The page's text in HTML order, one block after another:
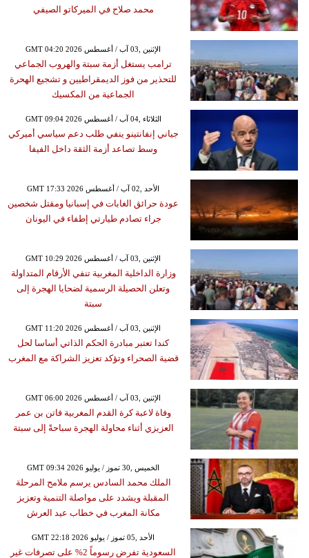
محمد صلاح في الميركاتو الصيفي
GMT 04:20 2026 الإثنين ,03 آب / أغسطس
ترامب يستغل أزمة سبتة والهروب الجماعي
للتحذير من فوز الديمقراطيين و تشجيع الهحرة
الجماعية من المكسيك
GMT 09:04 2026 الثلاثاء ,04 آب / أغسطس
جياني إنفانتينو ينفي طلب دعم سياسي أميركي
وسط تصاعد أزمة الثقة داخل الفيفا
GMT 17:33 2026 الأحد ,02 آب / أغسطس
عودة حرائق الغابات في إسبانيا ومقتل شخصين
جراء تصادم طيارتي إطفاء في اليونان
GMT 10:29 2026 الإثنين ,03 آب / أغسطس
وزارة الداخلية المغربية تنفي الأرقام المتداولة
وتعلن الحصيلة الرسمية لضحايا الهجرة إلى
سبتة
GMT 11:20 2026 الإثنين ,03 آب / أغسطس
كندا تعتبر مبادرة الحكم الذاتي أساسا لحل
قضية الصحراء وتؤكد تعزيز الشراكة مع المغرب
GMT 06:00 2026 الإثنين ,03 آب / أغسطس
وفاة لاعبة كرة القدم المغربية فاتن بن عمر
العزيزي أثناء محاولة الهجرة سباحةً إلى سبتة
GMT 09:34 2026 الخميس ,30 تموز / يوليو
الملك محمد السادس يرسم ملامح المرحلة
المقبلة ويشدد على مواصلة التنمية وتعزيز
مكانة المغرب في خطاب عيد العرش
GMT 22:18 2026 الأحد ,05 تموز / يوليو
السعودية تفرض رسوماً 2% على تصرفات غير